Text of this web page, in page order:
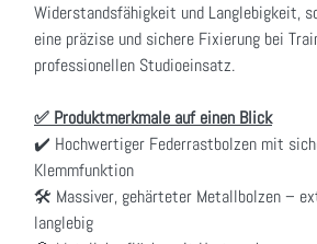
Widerstandsfähigkeit und Langlebigkeit,
eine präzise und sichere Fixierung bei
professionellen Studioeinsatz.
✅ Produktmerkmale auf einen Blick
✔️ Hochwertiger Federrastbolzen mit
Klemmfunktion
🛠️ Massiver, gehärteter Metallbolzen –
langlebig